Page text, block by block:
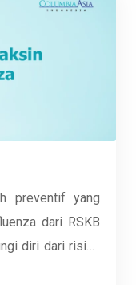
preventif yang
dari RSKB
diri dari risiko
aktivitas